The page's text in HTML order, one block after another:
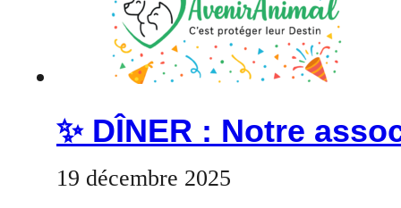
✨ DÎNER : Notre
19 décembre 2025